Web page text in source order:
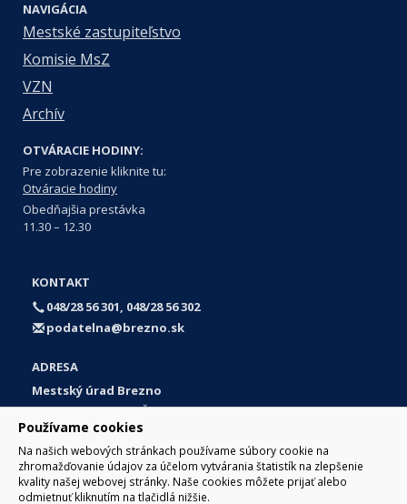
Používame cookies
Na našich webových stránkach používame súbory cookie na
zhromažďovanie údajov za účelom vytvárania štatistík na zlepšenie
kvality našej webovej stránky. Naše cookies môžete prijať alebo
odmietnuť kliknutím na tlačidlá nižšie.
NAVIGÁCIA
Mestské zastupiteľstvo
Komisie MsZ
VZN
Archív
OTVÁRACIE HODINY:
Pre zobrazenie kliknite tu:
Otváracie hodiny
Obedňajšia prestávka
11.30 – 12.30
KONTAKT
048/28 56 301, 048/28 56 302
podatelna@brezno.sk
ADRESA
Mestský úrad Brezno
Námestie gen. M. R. Štefánika 1
977 01 Brezno
Slovakia (Slovak Republic)